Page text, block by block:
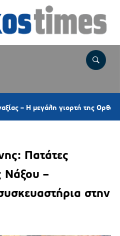
γιορτή της Ορθοδοξίας και
Πατάτες
Νάξου –
στην